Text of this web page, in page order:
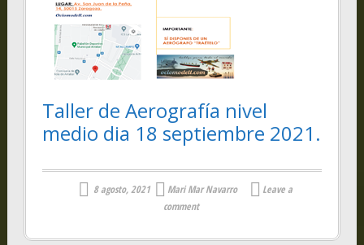
Taller de Aerografía nivel
medio dia 18 septiembre 2021.
8 agosto, 2021 Mari Mar Navarro
Leave a
comment